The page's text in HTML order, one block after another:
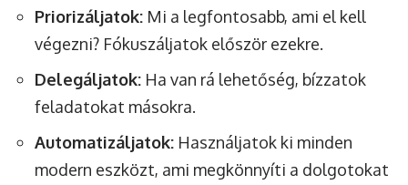
Priorizáljatok: Mi a legfontosabb, ami el kell
végezni? Fókuszáljatok először ezekre.
Delegáljatok: Ha van rá lehetőség, bízzatok
feladatokat másokra.
Automatizáljatok: Használjatok ki minden
modern eszközt, ami megkönnyíti a dolgotokat